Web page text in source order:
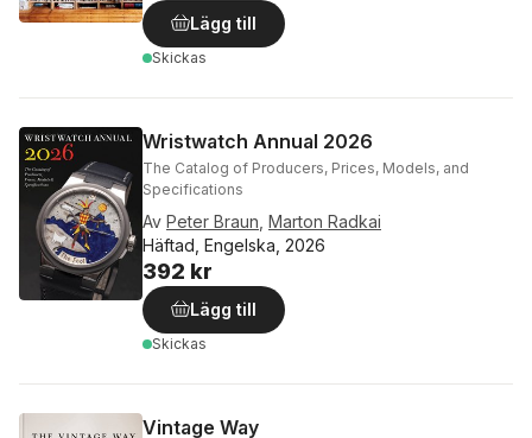
Lägg till
Skickas
Wristwatch Annual 2026
The Catalog of Producers, Prices, Models, and
Specifications
Av Peter Braun Marton Radkai
Häftad, Engelska, 2026
392 kr
Lägg till
Skickas
Vintage Way